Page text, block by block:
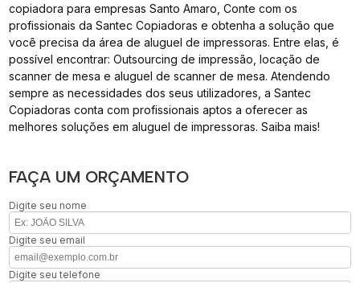
copiadora para empresas Santo Amaro, Conte com os
profissionais da Santec Copiadoras e obtenha a solução que
você precisa da área de aluguel de impressoras. Entre elas, é
possível encontrar: Outsourcing de impressão, locação de
scanner de mesa e aluguel de scanner de mesa. Atendendo
sempre as necessidades dos seus utilizadores, a Santec
Copiadoras conta com profissionais aptos a oferecer as
melhores soluções em aluguel de impressoras. Saiba mais!
FAÇA UM ORÇAMENTO
Digite seu nome
Digite seu email
Digite seu telefone